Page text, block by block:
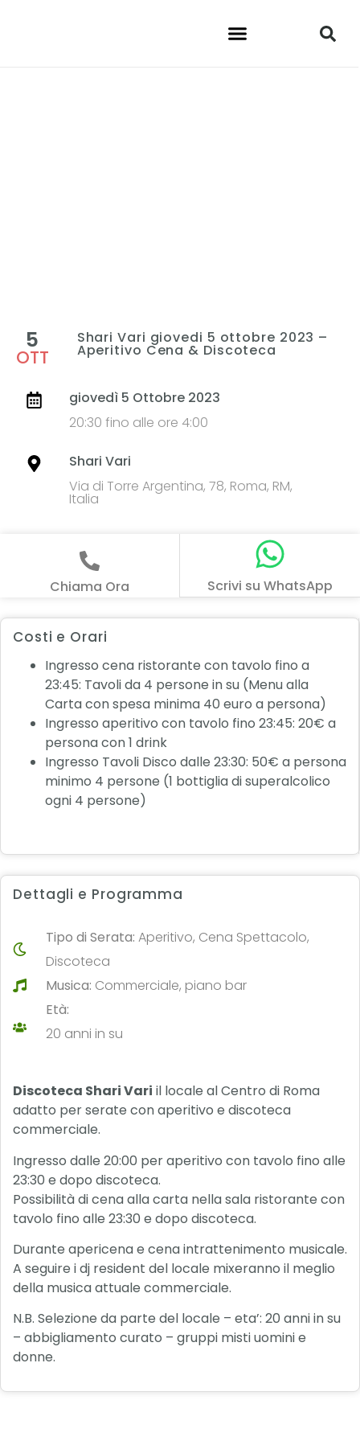
5
OTT
Shari Vari giovedi 5 ottobre 2023 –
Aperitivo Cena & Discoteca
giovedì 5 Ottobre 2023
20:30 fino alle ore 4:00
Shari Vari
Via di Torre Argentina, 78, Roma, RM,
Italia
Chiama Ora Scrivi su WhatsApp
Costi e Orari
Ingresso cena ristorante con tavolo fino a
23:45: Tavoli da 4 persone in su (Menu alla
Carta con spesa minima 40 euro a persona)
Ingresso aperitivo con tavolo fino 23:45: 20€ a
persona con 1 drink
Ingresso Tavoli Disco dalle 23:30: 50€ a persona
minimo 4 persone (1 bottiglia di superalcolico
ogni 4 persone)
Dettagli e Programma
Tipo di Serata:Aperitivo, Cena Spettacolo,
Discoteca
Musica: Commerciale, piano bar
Età:
20 anni in su
Discoteca Shari Vari il locale al Centro di Roma
adatto per serate con aperitivo e discoteca
commerciale.
Ingresso dalle 20:00 per aperitivo con tavolo fino alle
23:30 e dopo discoteca.
Possibilità di cena alla carta nella sala ristorante con
tavolo fino alle 23:30 e dopo discoteca.
Durante apericena e cena intrattenimento musicale.
A seguire i dj resident del locale mixeranno il meglio
della musica attuale commerciale.
N.B. Selezione da parte del locale – eta’: 20 anni in su
– abbigliamento curato – gruppi misti uomini e
donne.